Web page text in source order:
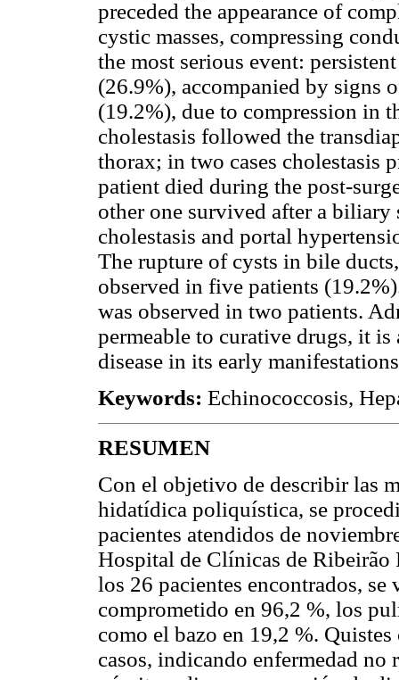
preceded the appearance of
cystic masses, compressing
the most serious event:
(26.9%), accompanied by signs
(19.2%), due to compression in
cholestasis followed the
thorax; in two cases cholestasis
patient died during the post-
other one survived after a
cholestasis and portal
The rupture of cysts in bile
observed in five patients
was observed in two patients.
permeable to curative drugs, it
disease in its early
Keywords: Echinococcosis,
RESUMEN
Con el objetivo de describir las
hidatídica poliquística, se
pacientes atendidos de
Hospital de Clínicas de Ribeirão
los 26 pacientes encontrados,
comprometido en 96,2 %, los
como el bazo en 19,2 %.
casos, indicando enfermedad no